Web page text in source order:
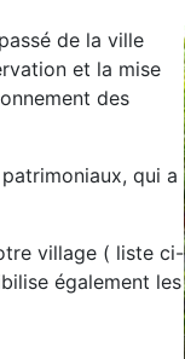
de la ville
et la mise
des
qui a
village ( liste ci-
également les